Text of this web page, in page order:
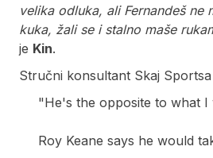
velika odluka, ali Fernandeš
kuka, žali se i stalno maše
je Kin.
Stručni konsultant Skaj
"He's the opposite to what I
Roy Keane says he would